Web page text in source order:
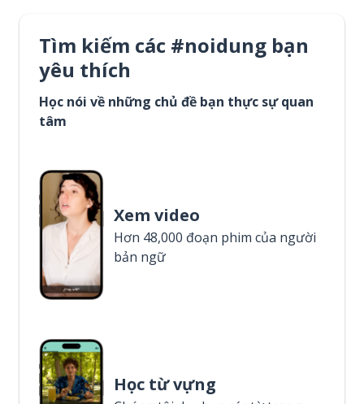
Tìm kiếm các #noidung bạn
yêu thích
Học nói về những chủ đề bạn thực sự quan
tâm
Xem video
Hơn 48,000 đoạn phim của người
bản ngữ
Học từ vựng